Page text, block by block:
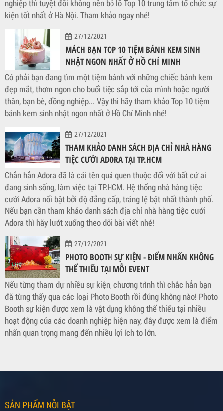
nghiệp thì tuyệt đối không nên bỏ lỡ Top 10 trung tâm tổ chức sự
kiện tốt nhất ở Hà Nội. Tham khảo ngay nhé!
27/12/2021
MÁCH BẠN TOP 10 TIỆM BÁNH KEM SINH
NHẬT NGON NHẤT Ở HỒ CHÍ MINH
Có phải bạn đang tìm một tiệm bánh với những chiếc bánh kem
đẹp mắt, thơm ngon cho buổi tiệc sắp tới của mình hoặc người
thân, bạn bè, đồng nghiệp... Vậy thì hãy tham khảo Top 10 tiệm
bánh kem sinh nhật ngon nhất ở Hồ Chí Minh nhé!
27/12/2021
THAM KHẢO DANH SÁCH ĐỊA CHỈ NHÀ HÀNG
TIỆC CƯỚI ADORA TẠI TP.HCM
Chắn hẳn Adora đã là cái tên quá quen thuộc đối với bất cứ ai
đang sinh sống, làm việc tại TP.HCM. Hệ thống nhà hàng tiệc
cưới Adora nổi bật bởi độ đẳng cấp, tráng lệ bật nhất thành phố.
Nếu bạn cần tham khảo danh sách địa chỉ nhà hàng tiệc cưới
Adora thì hãy lướt xuống theo dõi bài viết nhé!
27/12/2021
PHOTO BOOTH SỰ KIỆN - ĐIỂM NHẤN KHÔNG
THỂ THIẾU TẠI MỖI EVENT
Nếu từng tham dự nhiều sự kiện, chương trình thì chắc hẳn bạn
đã từng thấy qua các loại Photo Booth rồi đúng không nào! Photo
Booth sự kiện được xem là vật dụng không thể thiếu tại nhiều
hoạt động của các doanh nghiệp hiện nay, đây được xem là điểm
nhấn quan trọng mang đến nhiều lợi ích to lớn.
SẢN PHẨM NỖI BẬT